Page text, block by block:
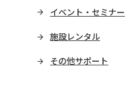
イベント・セミナー
施設レンタル
その他サポート